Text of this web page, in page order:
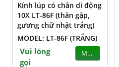
Kính lúp có chân di động
10X LT-86F (thân gập,
gương chữ nhật trắng)
MODEL: LT-86F (TRẮNG)
Vui lòng
gọi
MUA